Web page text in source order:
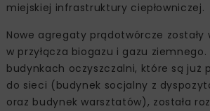
miejskiej infrastruktury ciepłowniczej.
Nowe agregaty prądotwórcze zostały
w przyłącza biogazu i gazu ziemnego.
budynkach oczyszczalni, które są już
do sieci (budynek socjalny z
oraz budynek warsztatów), została